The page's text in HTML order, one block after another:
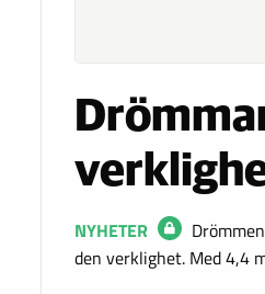
NYHETER
den verklighet. Med 4,4